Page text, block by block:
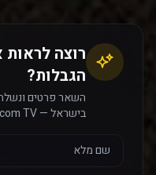
רוצה
הגבלות?
השאר פרטים
בישראל — Yes Plus, HOT, Sting+, Cellcom TV ועוד.